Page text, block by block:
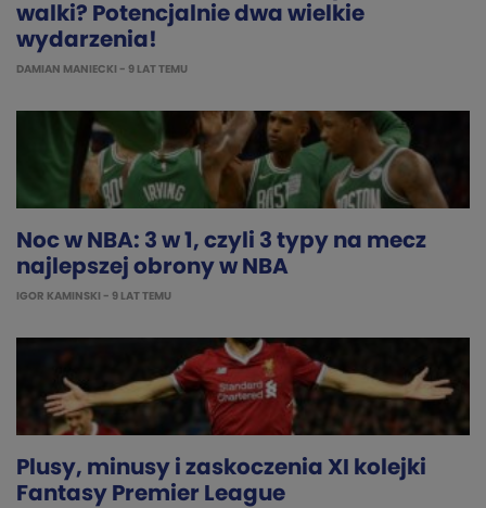
walki? Potencjalnie dwa wielkie
wydarzenia!
DAMIAN MANIECKI - 9 LAT TEMU
Noc w NBA: 3 w 1, czyli 3 typy na mecz
najlepszej obrony w NBA
IGOR KAMINSKI - 9 LAT TEMU
Plusy, minusy i zaskoczenia XI kolejki
Fantasy Premier League